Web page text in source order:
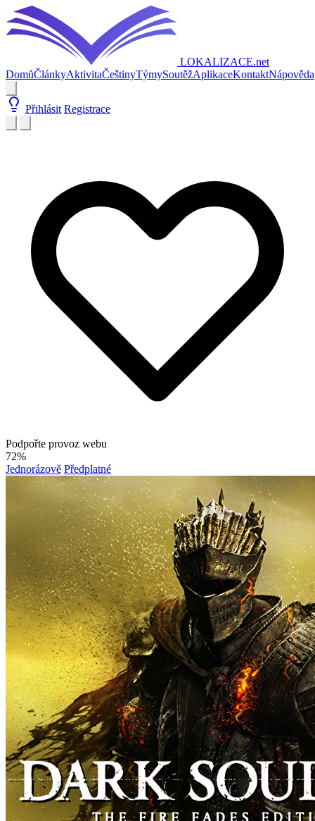
LOKALIZACE.net
DomůČlánkyAktivitaČeštinyTýmySoutěžAplikaceKontaktNápověda
Přihlásit Registrace
Podpořte provoz webu
72%
Jednorázově Předplatné